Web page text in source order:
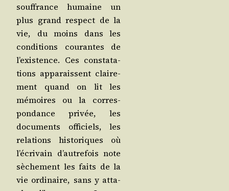
souf­france humaine un
plus grand res­pect de la
vie, du moins dans les
condi­tions cou­rantes de
l’exis­tence. Ces consta­ta­
tions appa­raissent clai­re­
ment quand on lit les
mémoires ou la cor­res­
pon­dance pri­vée, les
docu­ments offi­ciels, les
rela­tions his­to­riques où
l’é­cri­vain d’au­tre­fois note
sèche­ment les faits de la
vie ordi­naire, sans y atta­